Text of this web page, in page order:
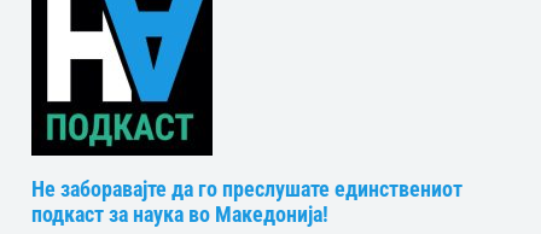
Не заборавајте да го преслушате единствениот
подкаст за наука во Македонија!